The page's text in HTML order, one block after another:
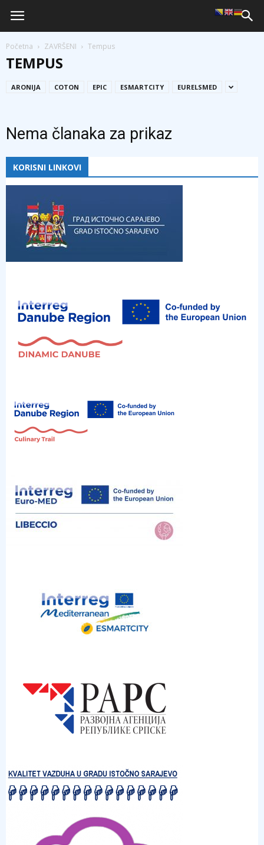
Početna ZAVRŠENI Tempus
TEMPUS
ARONIJA COTON EPIC ESMARTCITY EURELSMED
Nema članaka za prikaz
KORISNI LINKOVI